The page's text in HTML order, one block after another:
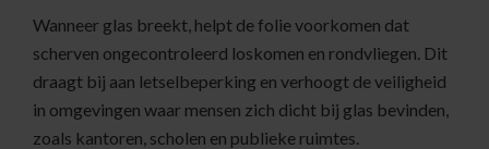
Wanneer glas breekt, helpt de folie voorkomen dat
scherven ongecontroleerd loskomen en rondvliegen. Dit
draagt bij aan letselbeperking en verhoogt de veiligheid
in omgevingen waar mensen zich dicht bij glas bevinden,
zoals kantoren, scholen en publieke ruimtes.